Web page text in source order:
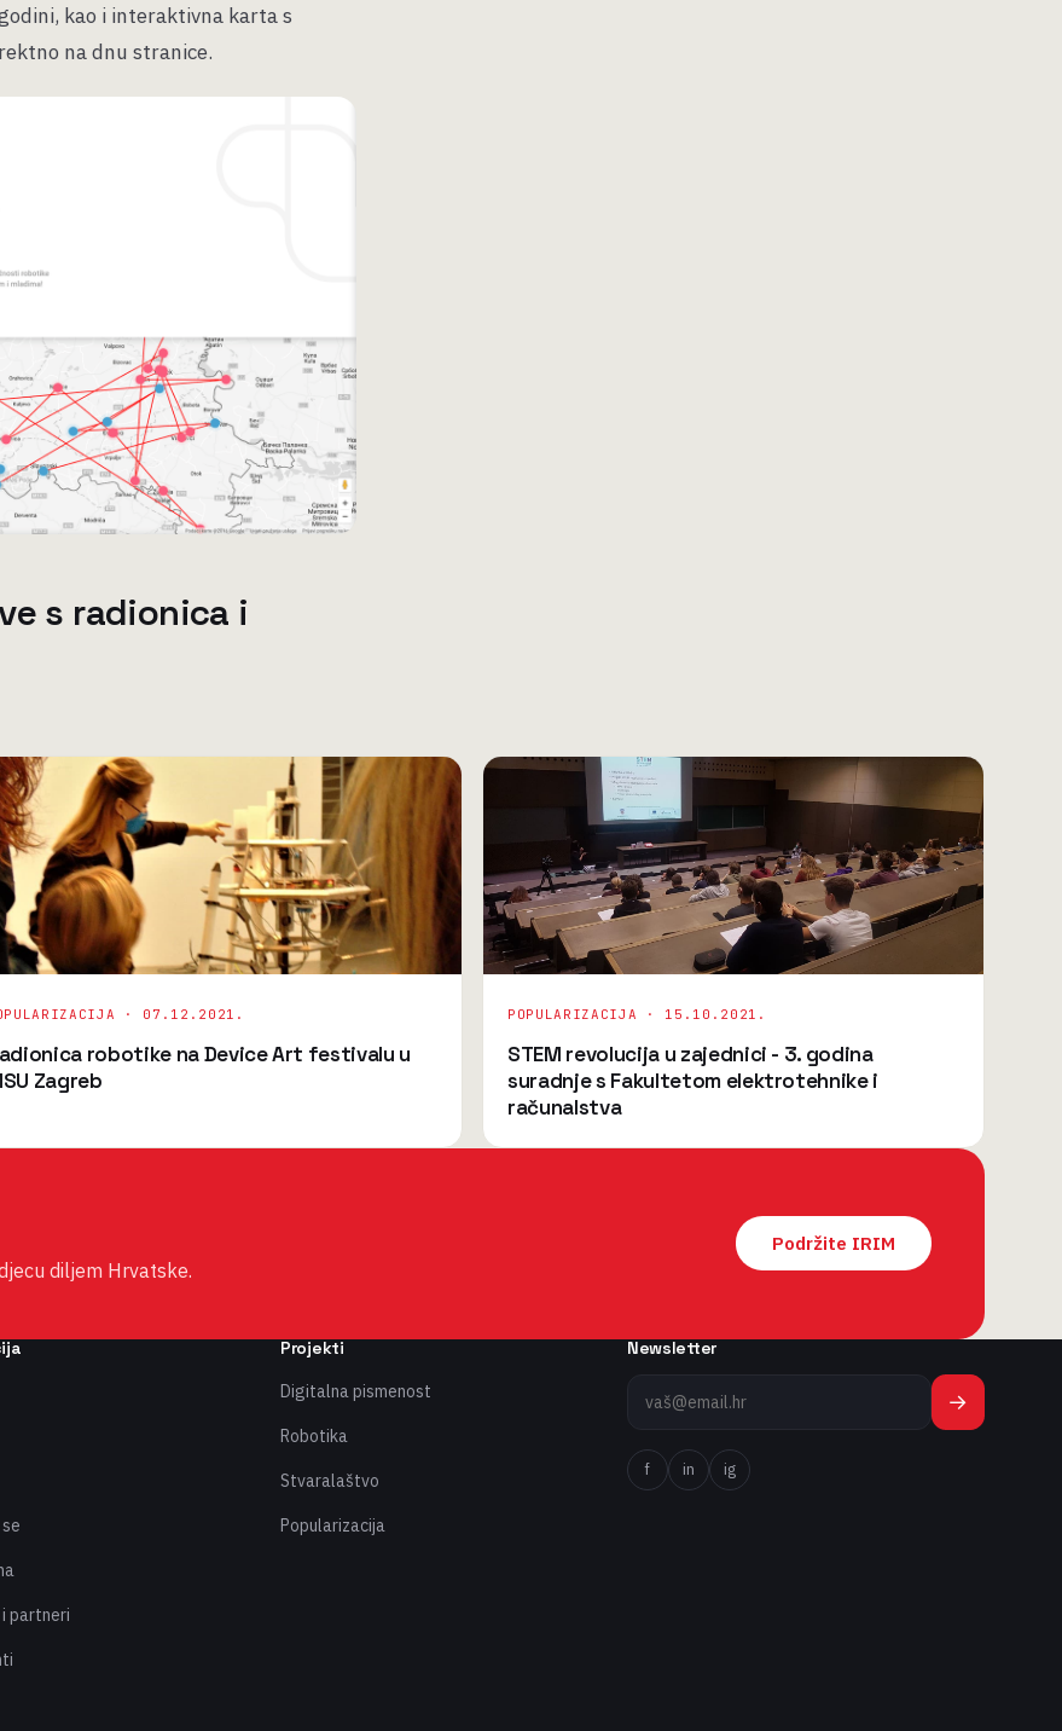
kao i interaktivna karta s
na dnu stranice.
s radionica i
· 07.12.2021.
robotike na Device Art festivalu u
Zagreb
POPULARIZACIJA · 15.10.2021.
STEM revolucija u zajednici - 3. godina
suradnje s Fakultetom elektrotehnike i
računalstva
diljem Hrvatske.
Podržite IRIM
partneri
Projekti
Digitalna pismenost
Robotika
Stvaralaštvo
Popularizacija
Newsletter
→
f in ig